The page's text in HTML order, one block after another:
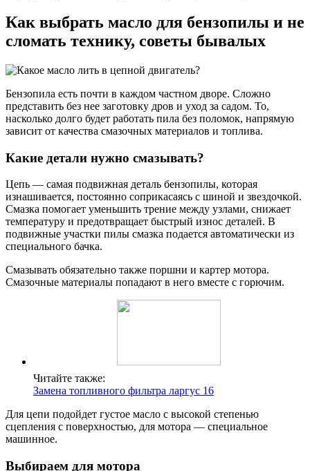
Как выбрать масло для бензопилы и не
сломать технику, советы бывалых
Бензопила есть почти в каждом частном дворе. Сложно
представить без нее заготовку дров и уход за садом. То,
насколько долго будет работать пила без поломок, напрямую
зависит от качества смазочных материалов и топлива.
Какие детали нужно смазывать?
Цепь — самая подвижная деталь бензопилы, которая
изнашивается, постоянно соприкасаясь с шиной и звездочкой.
Смазка помогает уменьшить трение между узлами, снижает
температуру и предотвращает быстрый износ деталей. В
подвижные участки пилы смазка подается автоматически из
специального бачка.
Смазывать обязательно также поршни и картер мотора.
Смазочные материалы попадают в него вместе с горючим.
Читайте также:
Замена топливного фильтра ларгус 16
Для цепи подойдет густое масло с высокой степенью
сцепления с поверхностью, для мотора — специальное
машинное.
Выбираем для мотора